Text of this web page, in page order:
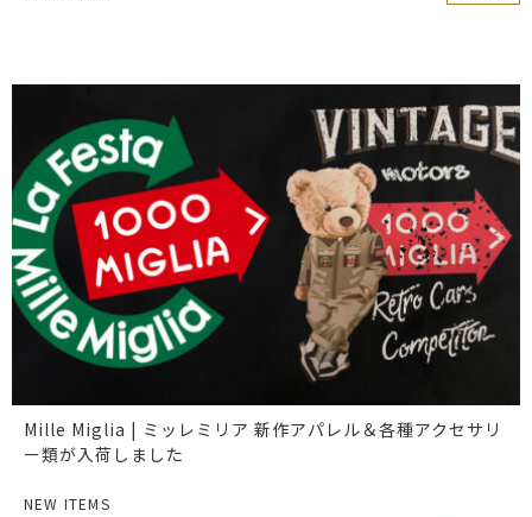
Mille Miglia | ミッレミリア 新作アパレル＆各種アクセサリ
ー類が入荷しました
NEW ITEMS